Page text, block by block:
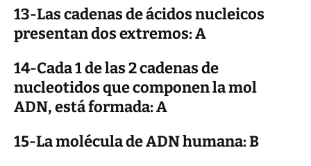
13-Las cadenas de ácidos nucleicos
presentan dos extremos: A
14-Cada 1 de las 2 cadenas de
nucleotidos que componen la mol
ADN, está formada: A
15-La molécula de ADN humana: B